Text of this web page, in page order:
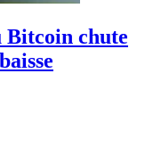
Bitcoin chute